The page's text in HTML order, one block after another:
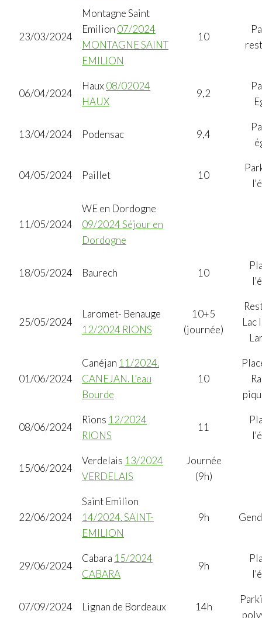
23/03/2024
Montagne Saint
Emilion 07/2024
MONTAGNE SAINT
EMILION
10
06/04/2024
Haux08/02024
HAUX
9,2
13/04/2024 Podensac 9,4
04/05/2024 Paillet 10
11/05/2024
WE en Dordogne
09/2024 Séjour en
Dordogne
18/05/2024 Baurech 10
25/05/2024
Laromet- Benauge
12/2024 RIONS
10+5
(journée)
Lac
01/06/2024
Canéjan 11/2024.
CANEJAN. L’eau
Bourde
10
08/06/2024
Rions 12/2024
RIONS
11
15/06/2024
Verdelais 13/2024
VERDELAIS
Journée
(9h)
22/06/2024
Saint Emilion
14/2024. SAINT-
EMILION
9h
29/06/2024
Cabara 15/2024
CABARA
9h
07/09/2024 Lignan de Bordeaux 14h